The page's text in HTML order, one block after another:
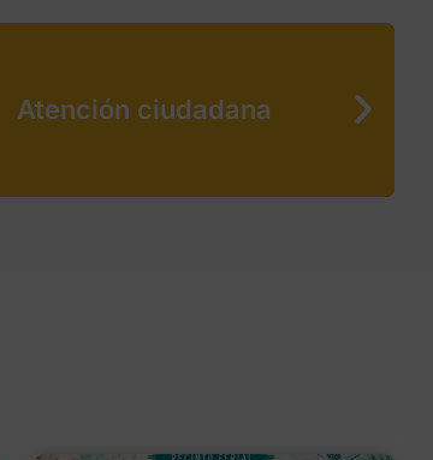
Atención ciudadana